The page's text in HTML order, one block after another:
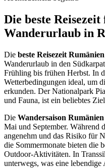
Die beste
Wanderurlaub in
Die beste Reisezeit Rumänien
Wanderurlaub in den
Frühling bis frühen Herbst. In
Wetterbedingungen ideal, um
erkunden. Der Nationalpark
und Fauna, ist ein beliebtes
Die Wandersaison Rumänien
Mai und September. Während
angenehm und das Risiko für
die Sommermonate bieten die
Outdoor-Aktivitäten. In
unterwegs, was eine lebendige